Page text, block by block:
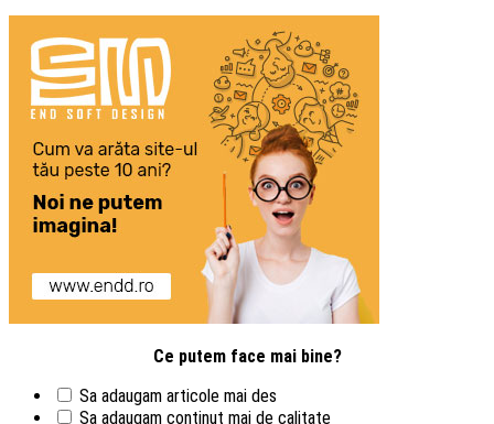
Ce putem face mai bine?
Sa adaugam articole mai des
Sa adaugam continut mai de calitate